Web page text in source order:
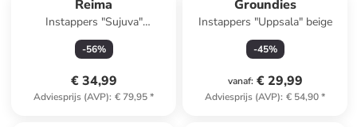
Reima
Instappers "Sujuva"
lichtroze/rood
-56%
€ 34,99
Adviesprijs (AVP): € 79,95*
Groundies
Instappers "Uppsala" beige
-45%
vanaf: € 29,99
Adviesprijs (AVP): € 54,90*